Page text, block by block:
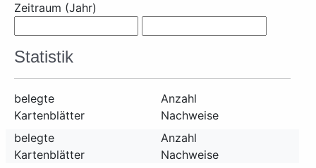
Zeitraum (Jahr)
Statistik
belegte
Kartenblätter
Anzahl
Nachweise
belegte
Kartenblätter
Anzahl
Nachweise